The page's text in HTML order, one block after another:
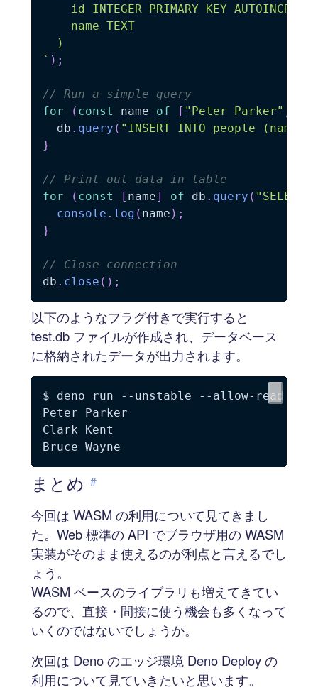
id INTEGER PRIMARY KEY
    name TEXT
` ) ;
// Run a simple query
for
( const name of [ "Peter Parker"
  db
. query ( "INSERT INTO people (name)
}
// Print out data in table
for
( const [ name] of db . query ( "SELECT
console . log ( name ) ;
}
// Close connection
db . close ( ) ;
以下のようなフラグ付きで実行すると
test.db ファイルが作成され、データベース
に格納されたデータが出力されます。
$ deno run --unstable --allow-read --
Peter Parker
Clark Kent
まとめ #
今回は WASM の利用について見てきまし
た。Web 標準の API でブラウザ用の WASM
実装がそのまま使えるのが利点と言えるでし
ょう。
WASM ベースのライブラリも増えてきてい
るので、直接・間接に使う機会も多くなって
いくのではないでしょうか。
次回は Deno のエッジ環境 Deno Deploy の
利用について見ていきたいと思います。